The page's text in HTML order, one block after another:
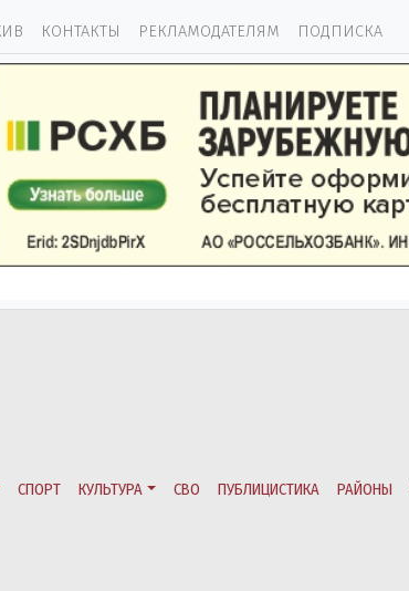
КОНТАКТЫ РЕКЛАМОДАТЕЛЯМ ПОДПИСКА
СПОРТ КУЛЬТУРА СВО ПУБЛИЦИСТИКА РАЙОНЫ